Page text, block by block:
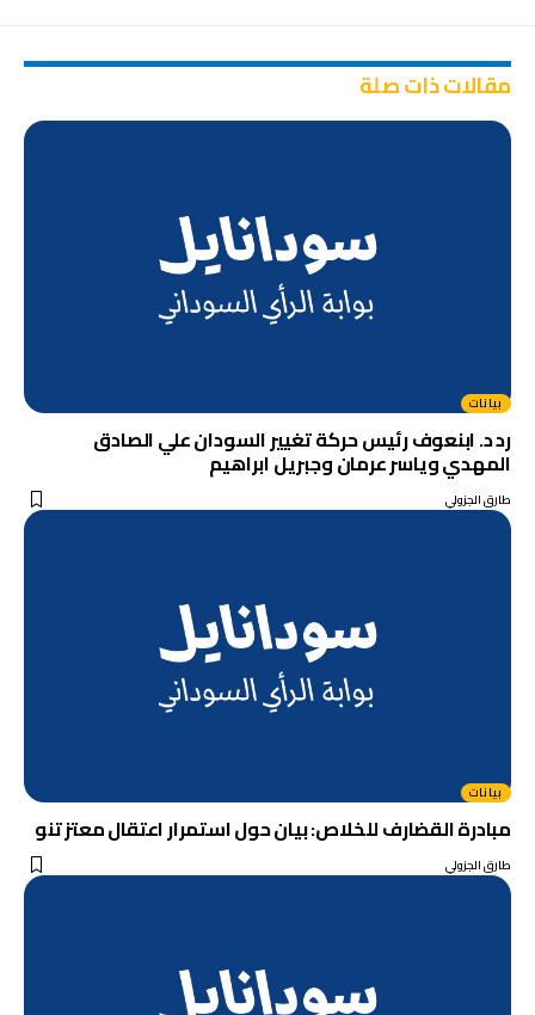
مقالات ذات صلة
بيانات
رد د. ابنعوف رئيس حركة تغيير السودان علي الصادق
المهدي وياسر عرمان وجبريل ابراهيم
طارق الجزولي
بيانات
مبادرة القضارف للخلاص: بيان حول استمرار اعتقال معتز تنو
طارق الجزولي